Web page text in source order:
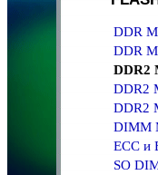
DDR
DDR
DDR2
DDR2
DDR2
DIMM
ECC и
SO